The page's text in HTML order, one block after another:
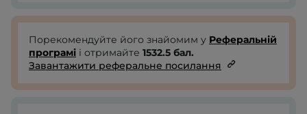
Порекомендуйте його знайомим у Реферальній
програмі і отримайте 1532.5 бал.
Завантажити реферальне посилання